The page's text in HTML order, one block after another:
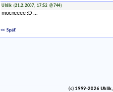
Uhlik (21.2.2007, 17:52 @744)
mocneeee :D ...
<< Späť
(c) 1999-2026 Uhlik,